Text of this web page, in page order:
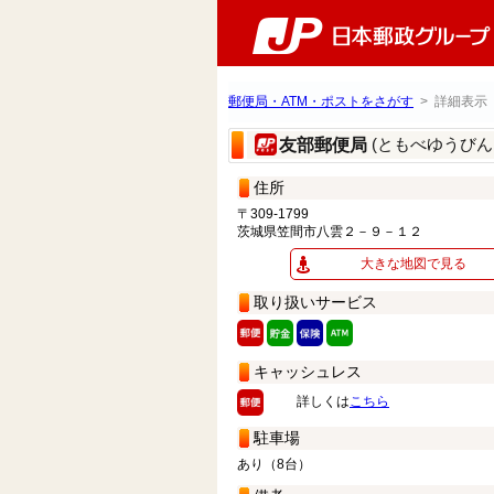
郵便局・ATM・ポストをさがす > 詳細表示
友部郵便局 (ともべゆうび
住所
〒309-1799
茨城県笠間市八雲２－９－１２
大きな地図で見る
取り扱いサービス
キャッシュレス
詳しくはこちら
駐車場
あり（8台）